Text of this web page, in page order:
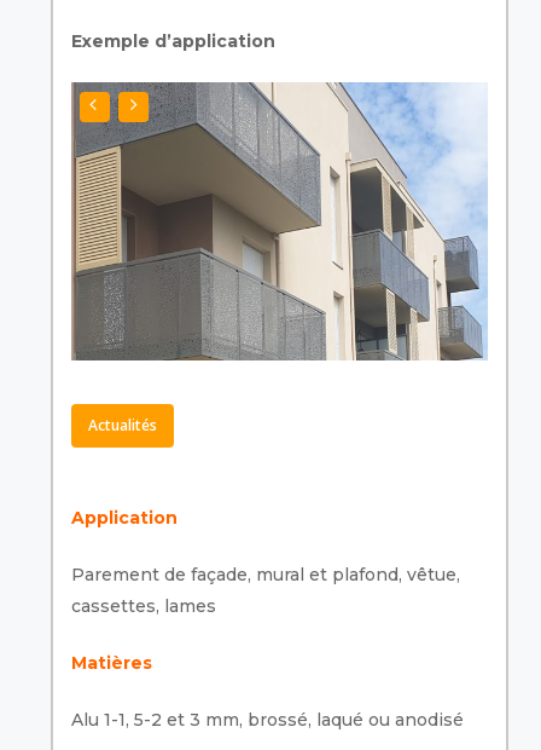
Exemple d’application
Actualités
Application
Parement de façade, mural et plafond, vêtue,
cassettes, lames
Matières
Alu 1-1, 5-2 et 3 mm, brossé, laqué ou anodisé